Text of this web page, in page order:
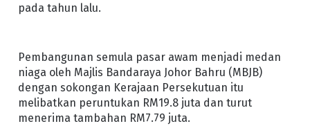
pada tahun lalu.
Pembangunan semula pasar awam menjadi medan
niaga oleh Majlis Bandaraya Johor Bahru (MBJB)
dengan sokongan Kerajaan Persekutuan itu
melibatkan peruntukan RM19.8 juta dan turut
menerima tambahan RM7.79 juta.